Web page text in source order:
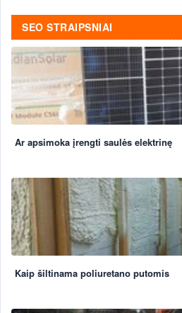
SEO STRAIPSNIAI
Ar apsimoka įrengti saulės elektrinę
Kaip šiltinama poliuretano putomis